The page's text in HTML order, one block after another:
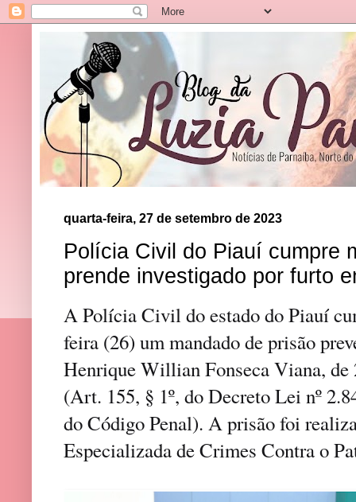
quarta-feira, 27 de setembro de 2023
Polícia Civil do Piauí cumpre
prende investigado por furto
A Polícia Civil do estado do Piauí
feira (26) um mandado de prisão
Henrique Willian Fonseca Viana,
(Art. 155, § 1º, do Decreto Lei nº
do Código Penal). A prisão foi
Especializada de Crimes Contra o